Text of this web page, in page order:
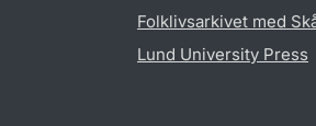
Folklivsarkivet med
Lund University Press